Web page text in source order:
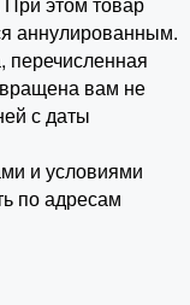
аннулированным.
перечисленная
вам не
с даты
и условиями
по адресам